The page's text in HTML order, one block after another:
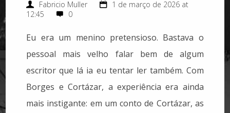
Fabricio Muller
1 de março de 2026 at
12:45
0
Eu era um menino pretensioso. Bastava o
pessoal mais velho falar bem de algum
escritor que lá ia eu tentar ler também. Com
Borges e Cortázar, a experiência era ainda
mais instigante: em um conto de Cortázar, as